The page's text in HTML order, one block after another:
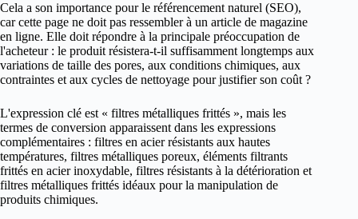
Cela a son importance pour le référencement naturel (SEO),
car cette page ne doit pas ressembler à un article de magazine
en ligne. Elle doit répondre à la principale préoccupation de
l'acheteur : le produit résistera-t-il suffisamment longtemps aux
variations de taille des pores, aux conditions chimiques, aux
contraintes et aux cycles de nettoyage pour justifier son coût ?
L'expression clé est « filtres métalliques frittés », mais les
termes de conversion apparaissent dans les expressions
complémentaires : filtres en acier résistants aux hautes
températures, filtres métalliques poreux, éléments filtrants
frittés en acier inoxydable, filtres résistants à la détérioration et
filtres métalliques frittés idéaux pour la manipulation de
produits chimiques.